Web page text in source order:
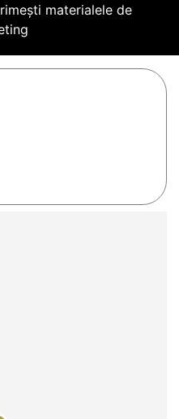
materialele de